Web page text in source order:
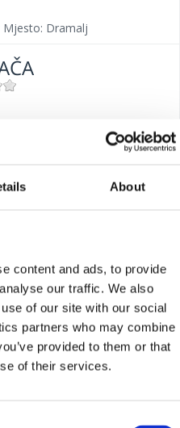
About
content and ads, to provide
our traffic. We also
of our site with our social
partners who may combine
provided to them or that
of their services.
Mjesto: Dramalj
Mjesto: Crikvenica